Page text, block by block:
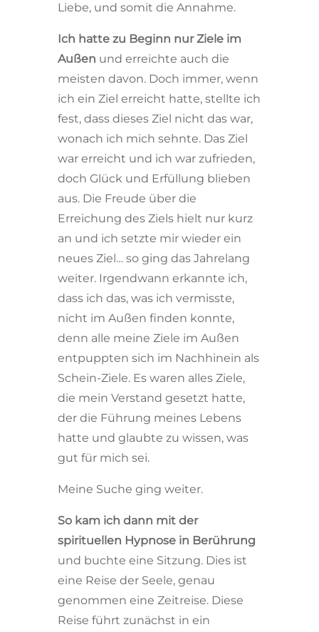
Liebe, und somit die Annahme.
Ich hatte zu Beginn nur Ziele im
Außen und erreichte auch die
meisten davon. Doch immer, wenn
ich ein Ziel erreicht hatte, stellte ich
fest, dass dieses Ziel nicht das war,
wonach ich mich sehnte. Das Ziel
war erreicht und ich war zufrieden,
doch Glück und Erfüllung blieben
aus. Die Freude über die
Erreichung des Ziels hielt nur kurz
an und ich setzte mir wieder ein
neues Ziel… so ging das Jahrelang
weiter. Irgendwann erkannte ich,
dass ich das, was ich vermisste,
nicht im Außen finden konnte,
denn alle meine Ziele im Außen
entpuppten sich im Nachhinein als
Schein-Ziele. Es waren alles Ziele,
die mein Verstand gesetzt hatte,
der die Führung meines Lebens
hatte und glaubte zu wissen, was
gut für mich sei.
Meine Suche ging weiter.
So kam ich dann mit der
spirituellen Hypnose in Berührung
und buchte eine Sitzung. Dies ist
eine Reise der Seele, genau
genommen eine Zeitreise. Diese
Reise führt zunächst in ein